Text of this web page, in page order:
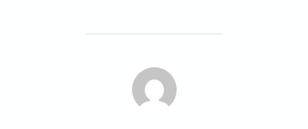
AUTEUR DE LA PUBLICATION